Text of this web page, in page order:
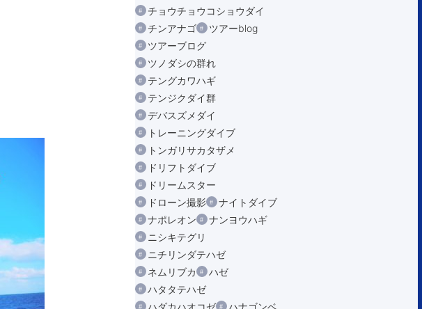
チョウチョウコショウダイ
チンアナゴ
ツアーblog
ツアーブログ
ツノダシの群れ
テングカワハギ
テンジクダイ群
デバスズメダイ
トレーニングダイブ
トンガリサカタザメ
ドリフトダイブ
ドリームスター
ドローン撮影
ナイトダイブ
ナポレオン
ナンヨウハギ
ニシキテグリ
ニチリンダテハゼ
ネムリブカ
ハゼ
ハタタテハゼ
ハダカハオコゼ
ハナゴンベ